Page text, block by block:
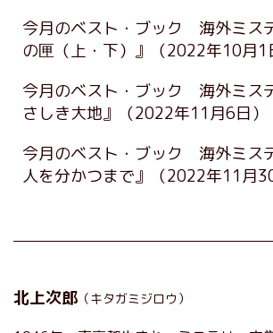
今月のベスト・ブック 海外ミス
の匣（上・下）』
（2022年10月1
今月のベスト・ブック 海外ミス
さしき大地』
（2022年11月6日）
今月のベスト・ブック 海外ミス
人を分かつまで』
（2022年11月
北上次郎 （キタガミジロウ）